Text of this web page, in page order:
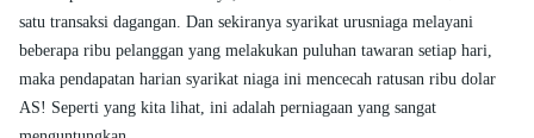
satu transaksi dagangan. Dan sekiranya syarikat urusniaga melayani
beberapa ribu pelanggan yang melakukan puluhan tawaran setiap hari,
maka pendapatan harian syarikat niaga ini mencecah ratusan ribu dolar
AS! Seperti yang kita lihat, ini adalah perniagaan yang sangat